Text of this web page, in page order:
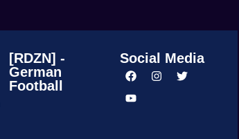
[RDZN] -
German
Football
Social Media